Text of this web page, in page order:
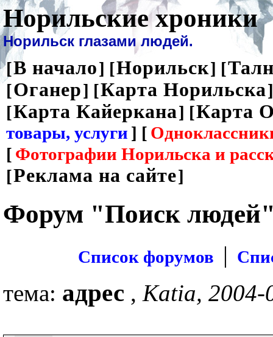
Норильские хроники
Норильск глазами людей.
[В начало] [Норильск] [
[Оганер] [Карта Норильска
[Карта Кайеркана] [Карта
товары, услуги ] [
[ Фотографии Норильска и
[Реклама на сайте]
Форум "Поиск
Список форумов |
тема: адрес , Katia, 2004-